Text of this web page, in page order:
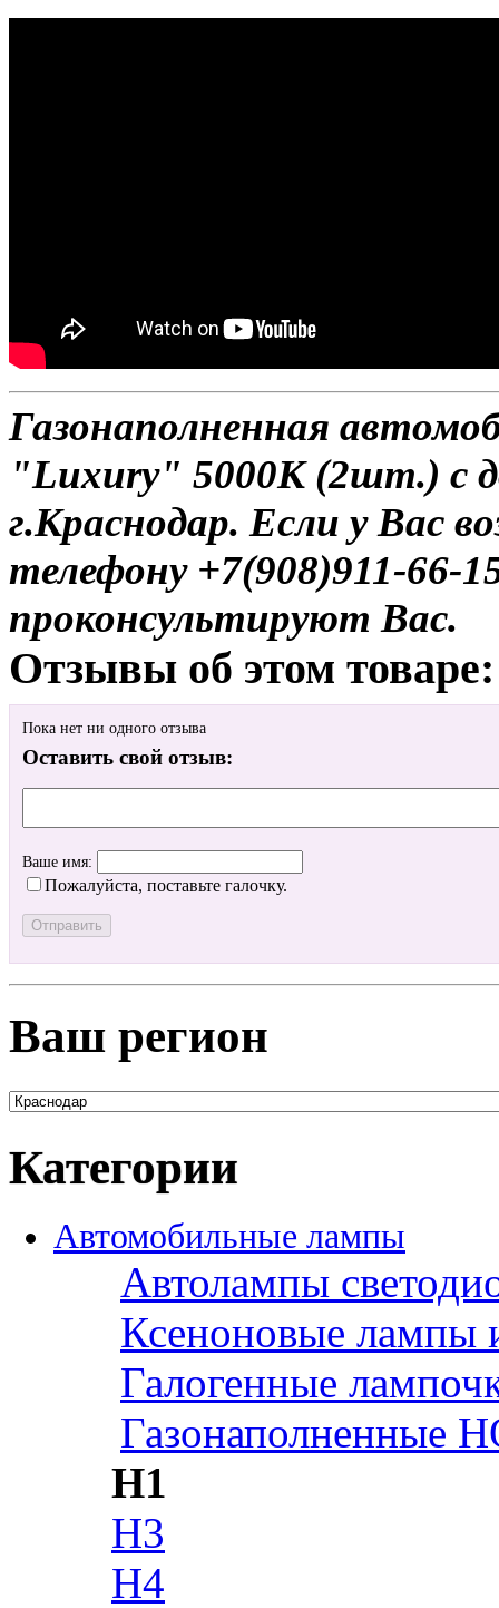
Газонаполненная
"Luxury" 5000К (2шт.) с
г.Краснодар. Если у Вас
телефону +7(908)911-
проконсультируют Вас.
Отзывы об этом товаре:
Пока нет ни одного отзыва
Оставить свой отзыв:
Ваше имя:
Пожалуйста, поставьте галочку.
Ваш регион
Категории
Автомобильные лампы
Автолампы
Ксеноновые лампы
Галогенные
Газонаполненные
H1
H3
H4